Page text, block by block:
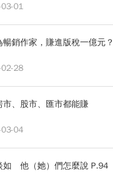
01
暢銷作家，賺進版稅一億元？
28
市、股市、匯市都能賺
04
如 他（她）們怎麼說 P.94